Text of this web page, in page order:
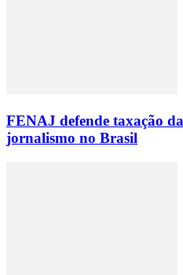
FENAJ defende taxação
jornalismo no Brasil